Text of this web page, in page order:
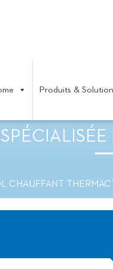
Produits &
CHAUFFANT